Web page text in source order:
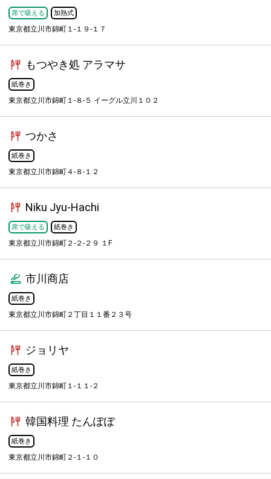
席で吸える 加熱式
東京都立川市錦町１-１９-１７
もつやき処 アラマサ
紙巻き
東京都立川市錦町１-８-５ イーグル立川１０２
つかさ
紙巻き
東京都立川市錦町４-８-１２
Niku Jyu-Hachi
席で吸える 紙巻き
東京都立川市錦町２-２-２９ １F
市川商店
紙巻き
東京都立川市錦町２丁目１１番２３号
ジョリヤ
紙巻き
東京都立川市錦町１-１１-２
韓国料理 たんぽぽ
紙巻き
東京都立川市錦町２-１-１０